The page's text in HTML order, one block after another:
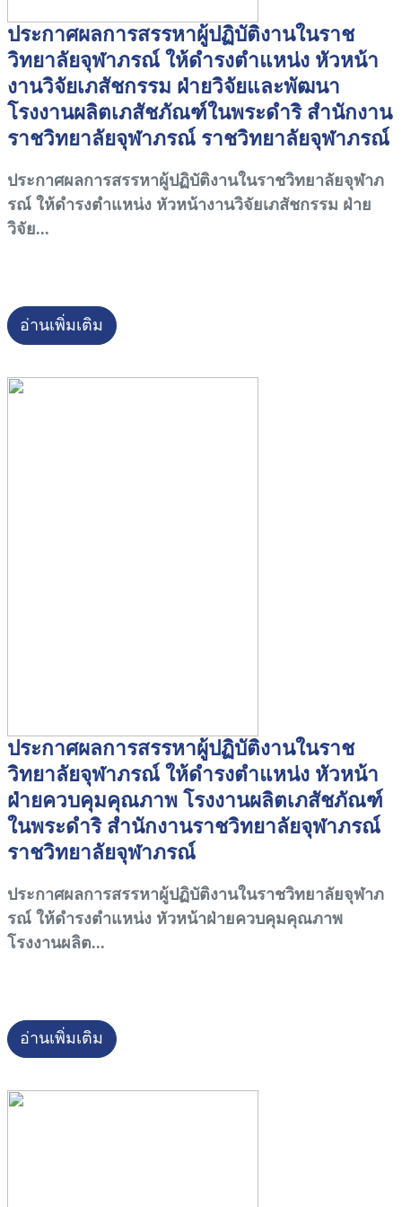
ประกาศผลการสรรหาผู้ปฏิบัติงานในราช
วิทยาลัยจุฬาภรณ์ ให้ดำรงตำแหน่ง หัวหน้า
งานวิจัยเภสัชกรรม ฝ่ายวิจัยและพัฒนา
โรงงานผลิตเภสัชภัณฑ์ในพระดำริ สำนักงาน
ราชวิทยาลัยจุฬาภรณ์ ราชวิทยาลัยจุฬาภรณ์
ประกาศผลการสรรหาผู้ปฏิบัติงานในราชวิทยาลัยจุฬาภ
รณ์ ให้ดำรงตำแหน่ง หัวหน้างานวิจัยเภสัชกรรม ฝ่าย
วิจัย...
อ่านเพิ่มเติม
ประกาศผลการสรรหาผู้ปฏิบัติงานในราช
วิทยาลัยจุฬาภรณ์ ให้ดำรงตำแหน่ง หัวหน้า
ฝ่ายควบคุมคุณภาพ โรงงานผลิตเภสัชภัณฑ์
ในพระดำริ สำนักงานราชวิทยาลัยจุฬาภรณ์
ราชวิทยาลัยจุฬาภรณ์
ประกาศผลการสรรหาผู้ปฏิบัติงานในราชวิทยาลัยจุฬาภ
รณ์ ให้ดำรงตำแหน่ง หัวหน้าฝ่ายควบคุมคุณภาพ
โรงงานผลิต...
อ่านเพิ่มเติม